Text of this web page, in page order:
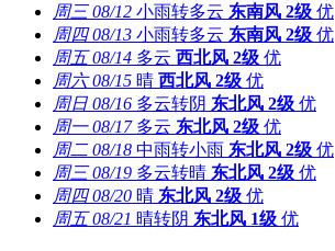
周三 08/12 小雨转多云 东南风 2级 优
周四 08/13 小雨转多云 东南风 2级 优
周五 08/14 多云 西北风 2级 优
周六 08/15 晴 西北风 2级 优
周日 08/16 多云转阴 东北风 2级 优
周一 08/17 多云 东北风 2级 优
周二 08/18 中雨转小雨 东北风 2级 优
周三 08/19 多云转晴 东北风 2级 优
周四 08/20 晴 东北风 2级 优
周五 08/21 晴转阴 东北风 1级 优